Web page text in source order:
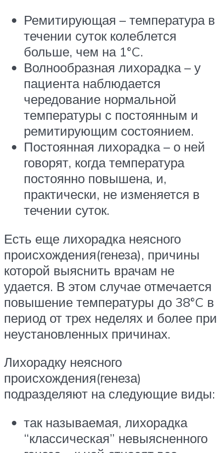
Ремитирующая – температура в
течении суток колеблется
больше, чем на 1°C.
Волнообразная лихорадка – у
пациента наблюдается
чередование нормальной
температуры с постоянным и
ремитирующим состоянием.
Постоянная лихорадка – о ней
говорят, когда температура
постоянно повышена, и,
практически, не изменяется в
течении суток.
Есть еще лихорадка неясного
происхождения(генеза), причины
которой выяснить врачам не
удается. В этом случае отмечается
повышение температуры до 38°C в
период от трех неделях и более при
неустановленных причинах.
Лихорадку неясного
происхождения(генеза)
подразделяют на следующие виды:
так называемая, лихорадка
“классическая” невыясненного